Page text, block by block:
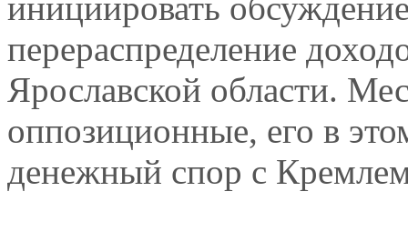
перераспределение
Ярославской области.
оппозиционные, его в
денежный спор с